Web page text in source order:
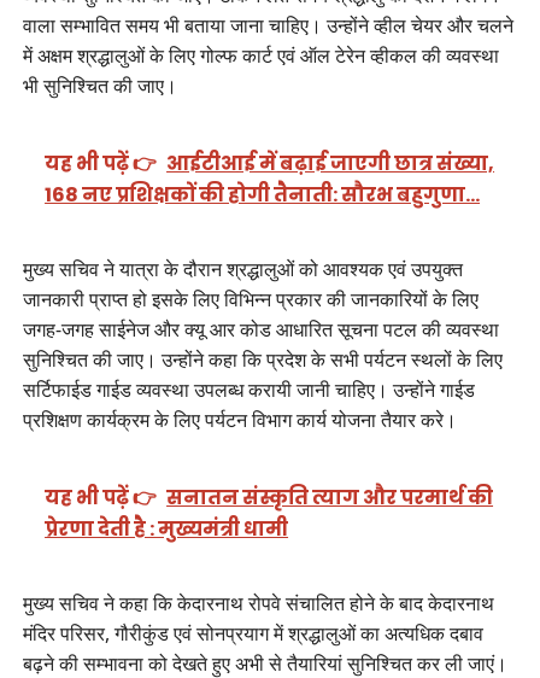
वाला सम्भावित समय भी बताया जाना चाहिए। उन्होंने व्हील चेयर और चलने
में अक्षम श्रद्धालुओं के लिए गोल्फ कार्ट एवं ऑल टेरेन व्हीकल की व्यवस्था
भी सुनिश्चित की जाए।
यह भी पढ़ें 👉 आईटीआई में बढ़ाई जाएगी छात्र संख्या,
168 नए प्रशिक्षकों की होगी तैनाती: सौरभ बहुगुणा…
मुख्य सचिव ने यात्रा के दौरान श्रद्धालुओं को आवश्यक एवं उपयुक्त
जानकारी प्राप्त हो इसके लिए विभिन्न प्रकार की जानकारियों के लिए
जगह-जगह साईनेज और क्यू आर कोड आधारित सूचना पटल की व्यवस्था
सुनिश्चित की जाए। उन्होंने कहा कि प्रदेश के सभी पर्यटन स्थलों के लिए
सर्टिफाईड गाईड व्यवस्था उपलब्ध करायी जानी चाहिए। उन्होंने गाईड
प्रशिक्षण कार्यक्रम के लिए पर्यटन विभाग कार्य योजना तैयार करे।
यह भी पढ़ें 👉 सनातन संस्कृति त्याग और परमार्थ की
प्रेरणा देती है : मुख्यमंत्री धामी
मुख्य सचिव ने कहा कि केदारनाथ रोपवे संचालित होने के बाद केदारनाथ
मंदिर परिसर, गौरीकुंड एवं सोनप्रयाग में श्रद्धालुओं का अत्यधिक दबाव
बढ़ने की सम्भावना को देखते हुए अभी से तैयारियां सुनिश्चित कर ली जाएं।